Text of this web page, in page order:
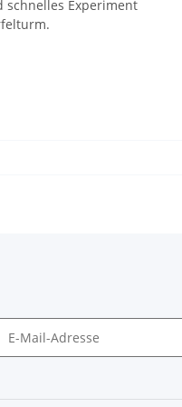
Experiment